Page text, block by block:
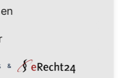
&